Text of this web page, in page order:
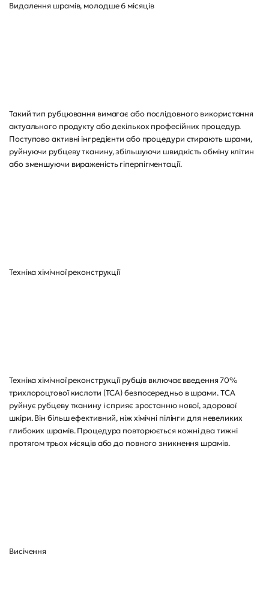
Видалення шрамів, молодше 6 місяців
Такий тип рубцювання вимагає або послідовного використання
актуального продукту або декількох професійних процедур.
Поступово активні інгредієнти або процедури стирають шрами,
руйнуючи рубцеву тканину, збільшуючи швидкість обміну клітин
або зменшуючи вираженість гіперпігментації.
Техніка хімічної реконструкції
Техніка хімічної реконструкції рубців включає введення 70%
трихлороцтової кислоти (TCA) безпосередньо в шрами. TCA
руйнує рубцеву тканину і сприяє зростанню нової, здорової
шкіри. Він більш ефективний, ніж хімічні пілінги для невеликих
глибоких шрамів. Процедура повторюється кожні два тижні
протягом трьох місяців або до повного зникнення шрамів.
Висічення